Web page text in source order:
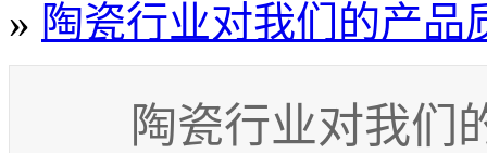
» 陶瓷行业对我们的产品
陶瓷行业对我们